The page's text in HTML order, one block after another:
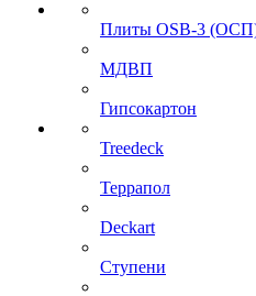
Плиты OSB-3
МДВП
Гипсокартон
Treedeck
Террапол
Deckart
Ступени